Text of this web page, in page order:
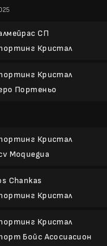
СП
Кристал
Кристал
Портеньо
Кристал
Moquegua
Chankas
Кристал
Кристал
Бойс Асосиасион